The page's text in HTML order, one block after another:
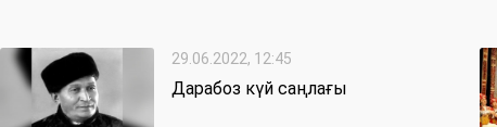
29.06.2022, 12:45
Дарабоз күй саңлағы